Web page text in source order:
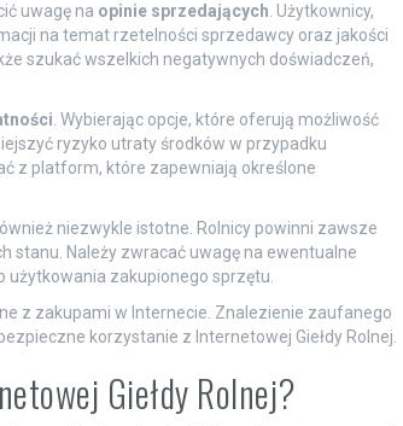
uwagę na opinie sprzedających . Użytkownicy,
na temat rzetelności sprzedawcy oraz jakości
szukać wszelkich negatywnych doświadczeń,
. Wybierając opcje, które oferują możliwość
ryzyko utraty środków w przypadku
z platform, które zapewniają określone
niezwykle istotne. Rolnicy powinni zawsze
stanu. Należy zwracać uwagę na ewentualne
zakupionego sprzętu.
z zakupami w Internecie. Znalezienie zaufanego
korzystanie z Internetowej Giełdy Rolnej.
Giełdy Rolnej?